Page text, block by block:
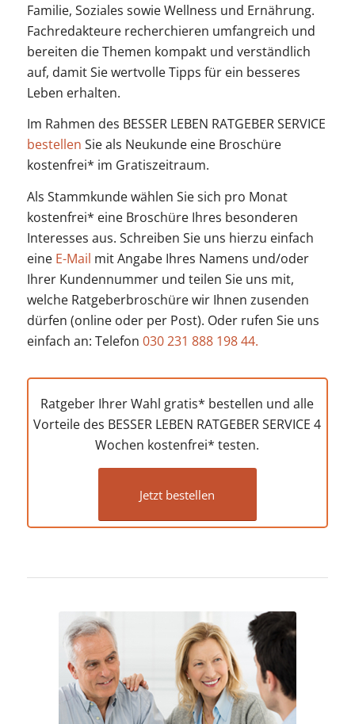
Familie, Soziales sowie Wellness und Ernährung.
Fachredakteure recherchieren umfangreich und
bereiten die Themen kompakt und verständlich
auf, damit Sie wertvolle Tipps für ein besseres
Leben erhalten.
Im Rahmen des BESSER LEBEN RATGEBER SERVICE
bestellen Sie als Neukunde eine Broschüre
kostenfrei* im Gratiszeitraum.
Als Stammkunde wählen Sie sich pro Monat
kostenfrei* eine Broschüre Ihres besonderen
Interesses aus. Schreiben Sie uns hierzu einfach
eine E-Mail mit Angabe Ihres Namens und/oder
Ihrer Kundennummer und teilen Sie uns mit,
welche Ratgeberbroschüre wir Ihnen zusenden
dürfen (online oder per Post). Oder rufen Sie uns
einfach an: Telefon 030 231 888 198 44.
Ratgeber Ihrer Wahl gratis* bestellen und alle
Vorteile des BESSER LEBEN RATGEBER SERVICE 4
Wochen kostenfrei* testen.
Jetzt bestellen